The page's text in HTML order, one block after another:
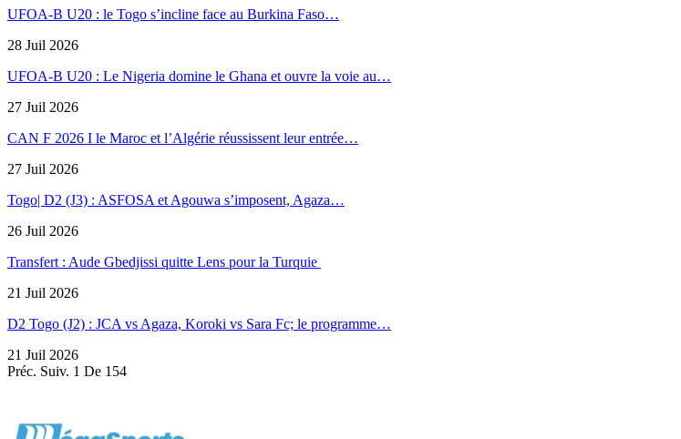
UFOA-B U20 : le Togo s’incline face au Burkina Faso…
28 Juil 2026
UFOA-B U20 : Le Nigeria domine le Ghana et ouvre la voie au…
27 Juil 2026
CAN F 2026 I le Maroc et l’Algérie réussissent leur entrée…
27 Juil 2026
Togo| D2 (J3) : ASFOSA et Agouwa s’imposent, Agaza…
26 Juil 2026
Transfert : Aude Gbedjissi quitte Lens pour la Turquie
21 Juil 2026
D2 Togo (J2) : JCA vs Agaza, Koroki vs Sara Fc; le programme…
21 Juil 2026
Préc. Suiv. 1 De 154